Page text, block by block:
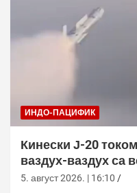
ИНДО-ПАЦИФИК
Кинески Ј-20
ваздух-ваздух са
5. август 2026. | 16:10